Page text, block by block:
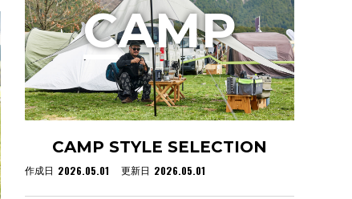
CAMP STYLE SELECTION
作成日 2026.05.01 更新日 2026.05.01
CAMP